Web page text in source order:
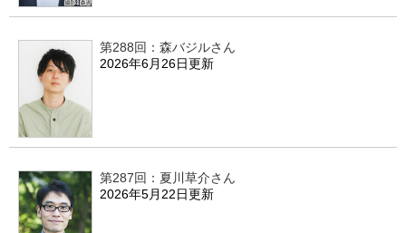
第288回：森バジルさん
2026年6月26日更新
第287回：夏川草介さん
2026年5月22日更新